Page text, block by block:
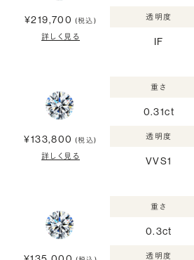
¥219,700 (税込)
詳しく見る
透明度
IF
¥133,800 (税込)
詳しく見る
重さ
0.31ct
透明度
VVS1
重さ
0.3ct
透明度